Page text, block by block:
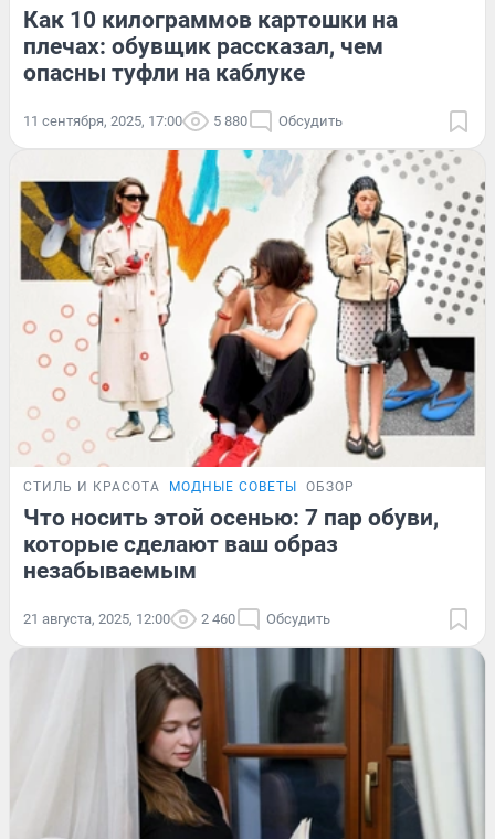
Как 10 килограммов картошки на
плечах: обувщик рассказал, чем
опасны туфли на каблуке
11 сентября, 2025, 17:00 5 880 Обсудить
СТИЛЬ И КРАСОТА МОДНЫЕ СОВЕТЫ ОБЗОР
Что носить этой осенью: 7 пар обуви,
которые сделают ваш образ
незабываемым
21 августа, 2025, 12:00 2 460 Обсудить